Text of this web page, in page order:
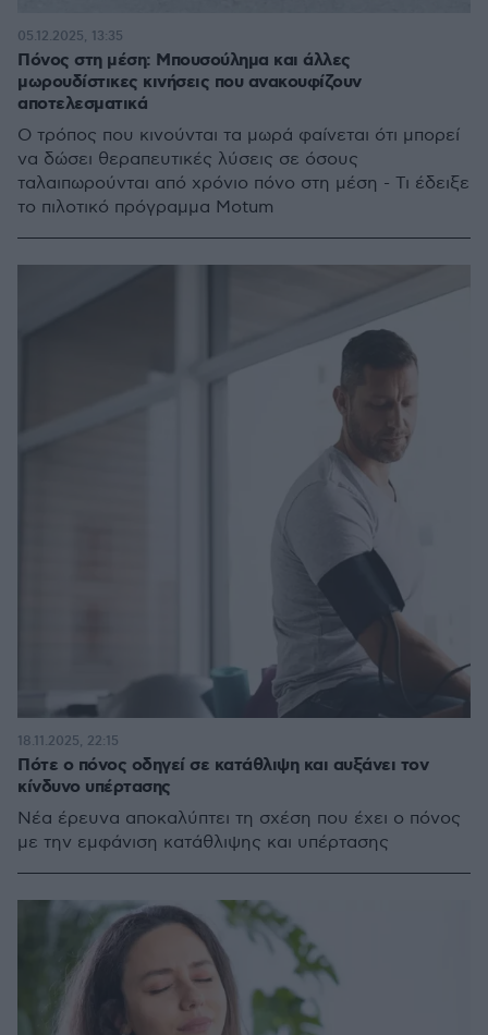
Πόνος στη μέση: Μπουσούλημα και άλλες
μωρουδίστικες κινήσεις που ανακουφίζουν
αποτελεσματικά
Ο τρόπος που κινούνται τα μωρά φαίνεται ότι μπορεί
να δώσει θεραπευτικές λύσεις σε όσους
ταλαιπωρούνται από χρόνιο πόνο στη μέση - Τι έδειξε
το πιλοτικό πρόγραμμα Motum
05.12.2025, 13:35
Πότε ο πόνος οδηγεί σε κατάθλιψη και αυξάνει τον
κίνδυνο υπέρτασης
Νέα έρευνα αποκαλύπτει τη σχέση που έχει ο πόνος
με την εμφάνιση κατάθλιψης και υπέρτασης
18.11.2025, 22:15